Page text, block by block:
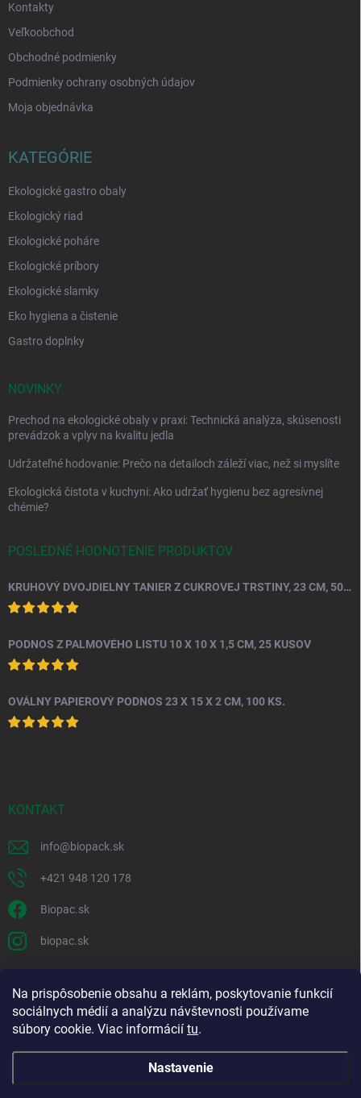
Na prispôsobenie obsahu a reklám, poskytovanie funkcií
sociálnych médií a analýzu návštevnosti používame
súbory cookie. Viac informácií tu.
Nastavenie
Kontakty
Veľkoobchod
Obchodné podmienky
Podmienky ochrany osobných údajov
Moja objednávka
KATEGÓRIE
Ekologické gastro obaly
Ekologický riad
Ekologické poháre
Ekologické príbory
Ekologické slamky
Eko hygiena a čistenie
Gastro doplnky
NOVINKY
Prechod na ekologické obaly v praxi: Technická analýza, skúsenosti
prevádzok a vplyv na kvalitu jedla
Udržateľné hodovanie: Prečo na detailoch záleží viac, než si myslíte
Ekologická čistota v kuchyni: Ako udržať hygienu bez agresívnej
chémie?
POSLEDNÉ HODNOTENIE PRODUKTOV
KRUHOVÝ DVOJDIELNY TANIER Z CUKROVEJ TRSTINY, 23 CM, 50 KS.
PODNOS Z PALMOVÉHO LISTU 10 X 10 X 1,5 CM, 25 KUSOV
OVÁLNY PAPIEROVÝ PODNOS 23 X 15 X 2 CM, 100 KS.
KONTAKT
info@biopack.sk
+421 948 120 178
Biopac.sk
biopac.sk
Good E-shops have logic. SALELOGICS